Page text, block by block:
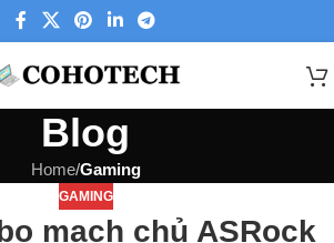
Blog
Home/Gaming
GAMING
mạch chủ ASRock